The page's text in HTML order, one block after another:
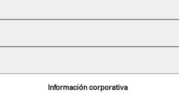
Información corporativa